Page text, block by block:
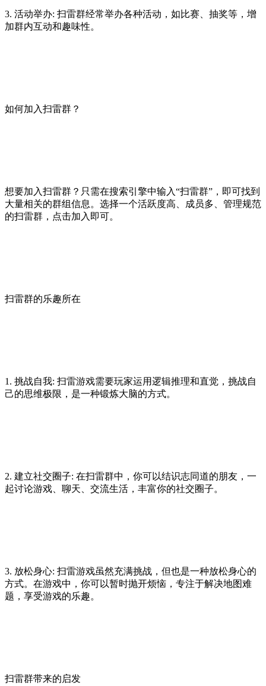
3. 活动举办: 扫雷群经常举办各种活动，如比赛、抽奖等，增
加群内互动和趣味性。
如何加入扫雷群？
想要加入扫雷群？只需在搜索引擎中输入“扫雷群”，即可找到
大量相关的群组信息。选择一个活跃度高、成员多、管理规范
的扫雷群，点击加入即可。
扫雷群的乐趣所在
1. 挑战自我: 扫雷游戏需要玩家运用逻辑推理和直觉，挑战自
己的思维极限，是一种锻炼大脑的方式。
2. 建立社交圈子: 在扫雷群中，你可以结识志同道的朋友，一
起讨论游戏、聊天、交流生活，丰富你的社交圈子。
3. 放松身心: 扫雷游戏虽然充满挑战，但也是一种放松身心的
方式。在游戏中，你可以暂时抛开烦恼，专注于解决地图难
题，享受游戏的乐趣。
扫雷群带来的启发